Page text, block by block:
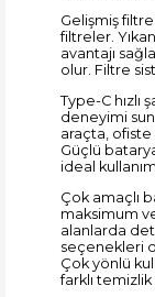
Gelişmiş
filtreler.
avantajı
olur. Filtre
Type-C
deneyimi
araçta, ofiste
Güçlü
ideal
Çok amaçlı
maksimum
alanlarda
seçenekleri
Çok yönlü
farklı temizlik